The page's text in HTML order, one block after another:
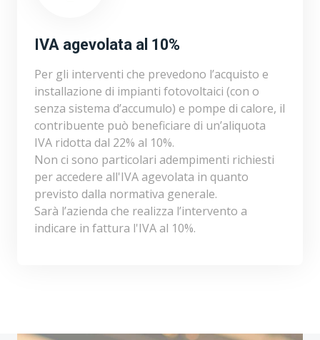
IVA agevolata al 10%
Per gli interventi che prevedono l’acquisto e
installazione di impianti fotovoltaici (con o
senza sistema d’accumulo) e pompe di calore, il
contribuente può beneficiare di un’aliquota
IVA ridotta dal 22% al 10%.
Non ci sono particolari adempimenti richiesti
per accedere all'IVA agevolata in quanto
previsto dalla normativa generale.
Sarà l’azienda che realizza l’intervento a
indicare in fattura l'IVA al 10%.